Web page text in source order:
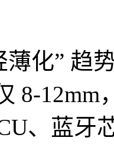
薄化” 趋
8-12mm
、蓝牙